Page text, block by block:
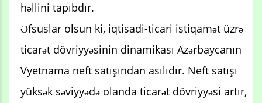
həllini tapıbdır.
Əfsuslar olsun ki, iqtisadi-ticari istiqamət üzrə
ticarət dövriyyəsinin dinamikası Azərbaycanın
Vyetnama neft satışından asılıdır. Neft satışı
yüksək səviyyədə olanda ticarət dövriyyəsi artır,